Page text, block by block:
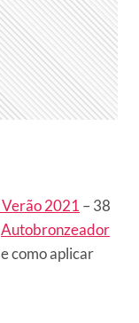
Verão 2021 – 38
Autobronzeador
como aplicar